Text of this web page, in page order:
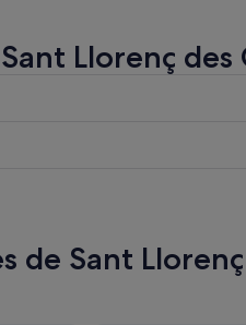
Llorenç des
de Sant